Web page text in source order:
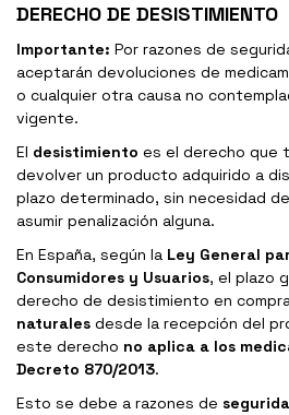
DERECHO DE DESISTIMIENTO
Importante: Por razones de
aceptarán devoluciones de
o cualquier otra causa no
vigente.
El desistimiento es el derecho que
devolver un producto adquirido a
plazo determinado, sin necesidad
asumir penalización alguna.
En España, según la Ley General
Consumidores y Usuarios, el plazo
derecho de desistimiento en
naturales desde la recepción del
este derecho no aplica a los
Decreto 870/2013.
Esto se debe a razones de